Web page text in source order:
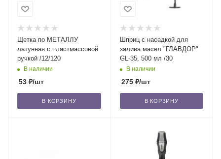
Щетка по МЕТАЛЛУ
латунная с пластмассовой
ручкой /12/120
В наличии
53 ₽/шт
В КОРЗИНУ
Шприц с насадкой для
залива масел "ГЛАВДОР"
GL-35, 500 мл /30
В наличии
275₽/шт
В КОРЗИНУ